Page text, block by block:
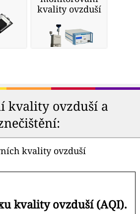
kvality ovzduší
kvality ovzduší a
kvality ovzduší
kvality ovzduší (AQI).